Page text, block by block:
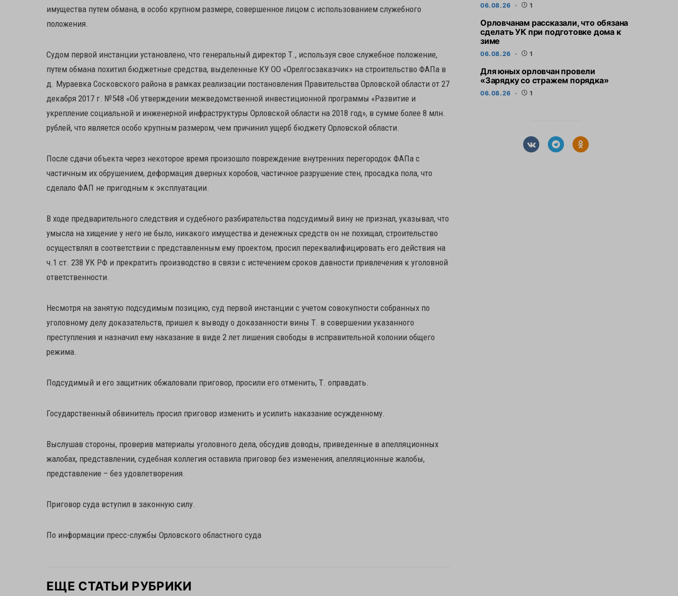
имущества путем обмана, в особо крупном размере, совершенное лицом с использованием служебного
положения.
Судом первой инстанции установлено, что генеральный директор Т., используя свое служебное положение,
путем обмана похитил бюджетные средства, выделенные КУ ОО «Орелгосзаказчик» на строительство ФАПа в
д. Мураевка Сосковского района в рамках реализации постановления Правительства Орловской области от 27
декабря 2017 г. №548 «Об утверждении межведомственной инвестиционной программы «Развитие и
укрепление социальной и инженерной инфраструктуры Орловской области на 2018 год», в сумме более 8 млн.
рублей, что является особо крупным размером, чем причинил ущерб бюджету Орловской области.
После сдачи объекта через некоторое время произошло повреждение внутренних перегородок ФАПа с
частичным их обрушением, деформация дверных коробов, частичное разрушение стен, просадка пола, что
сделало ФАП не пригодным к эксплуатации.
В ходе предварительного следствия и судебного разбирательства подсудимый вину не признал, указывал, что
умысла на хищение у него не было, никакого имущества и денежных средств он не похищал, строительство
осуществлял в соответствии с представленным ему проектом, просил переквалифицировать его действия на
ч.1 ст. 238 УК РФ и прекратить производство в связи с истечением сроков давности привлечения к уголовной
ответственности.
Несмотря на занятую подсудимым позицию, суд первой инстанции с учетом совокупности собранных по
уголовному делу доказательств, пришел к выводу о доказанности вины Т. в совершении указанного
преступления и назначил ему наказание в виде 2 лет лишения свободы в исправительной колонии общего
режима.
Подсудимый и его защитник обжаловали приговор, просили его отменить, Т. оправдать.
Государственный обвинитель просил приговор изменить и усилить наказание осужденному.
Выслушав стороны, проверив материалы уголовного дела, обсудив доводы, приведенные в апелляционных
жалобах, представлении, судебная коллегия оставила приговор без изменения, апелляционные жалобы,
представление – без удовлетворения.
Приговор суда вступил в законную силу.
По информации пресс-службы Орловского областного суда
ЕЩЕ СТАТЬИ РУБРИКИ
06.08.26 1
Орловчанам рассказали, что обязана
сделать УК при подготовке дома к
зиме
06.08.26 1
Для юных орловчан провели
«Зарядку со стражем порядка»
06.08.26 1